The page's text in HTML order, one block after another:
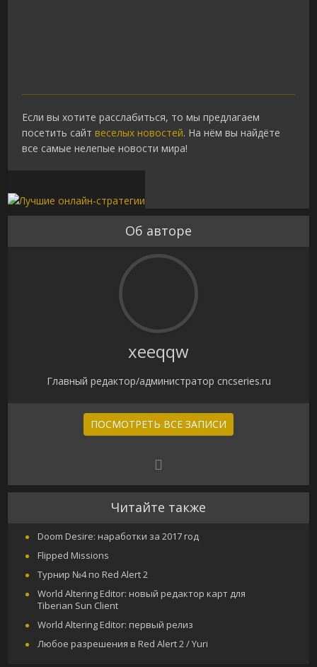
Если вы хотите расслабиться, то мы предлагаем
посетить сайтвеселых новостей. На нём вы найдёте
все самые нелепые новости мира!
Об авторе
xeeqqw
Главный редактор/администратор cncseries.ru
ПОСМОТРЕТЬ ВСЕ ЗАПИСИ
Читайте также
Doom Desire: наработки за 2017 год
Flipped Missions
Турнир №4 по Red Alert 2
World Altering Editor: новый редактор карт для
Tiberian Sun Client
World Altering Editor: первый релиз
Любое разрешения в Red Alert 2 / Yuri